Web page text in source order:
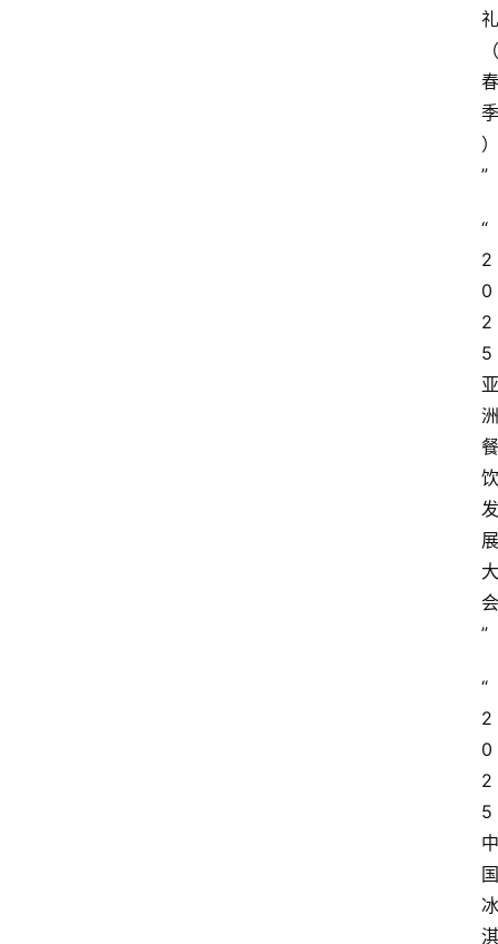
礼
（
春
季
）
”
“
2
0
2
5
亚
洲
餐
饮
发
展
大
会
”
“
2
0
2
5
中
国
冰
淇